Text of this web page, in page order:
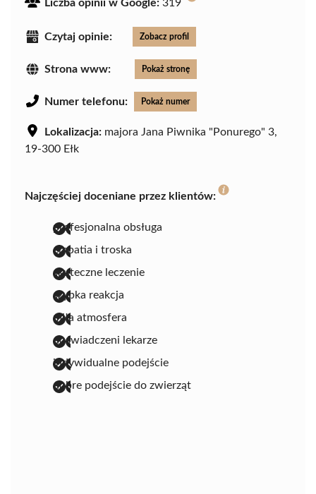
Liczba opinii w Google: 319
Czytaj opinie: Zobacz profil
Strona www: Pokaż stronę
Numer telefonu: Pokaż numer
Lokalizacja: majora Jana Piwnika "Ponurego" 3,
19-300 Ełk
Najczęściej doceniane przez klientów:
profesjonalna obsługa
empatia i troska
skuteczne leczenie
szybka reakcja
miła atmosfera
doświadczeni lekarze
indywidualne podejście
dobre podejście do zwierząt